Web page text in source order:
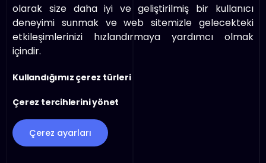
olarak size daha iyi ve geliştirilmiş bir kullanıcı
deneyimi sunmak ve web sitemizle gelecekteki
etkileşimlerinizi hızlandırmaya yardımcı olmak
içindir.
Kullandığımız çerez türleri
Çerez tercihlerini yönet
Çerez ayarları